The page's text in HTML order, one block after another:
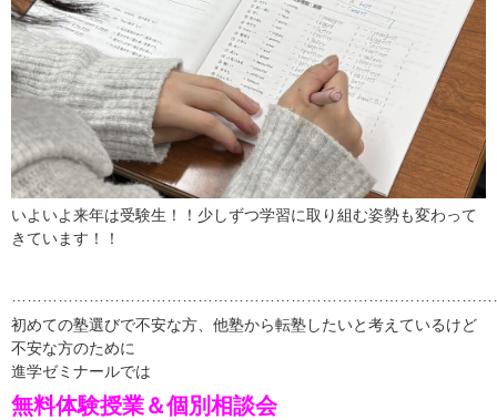
いよいよ来年は受験生！！少しずつ学習に取り組む姿勢も変わって
きています！！
初めての塾選びで不安な方、他塾から転塾したいと考えているけど
不安な方のために
進学ゼミナールでは
無料体験授業＆個別相談会